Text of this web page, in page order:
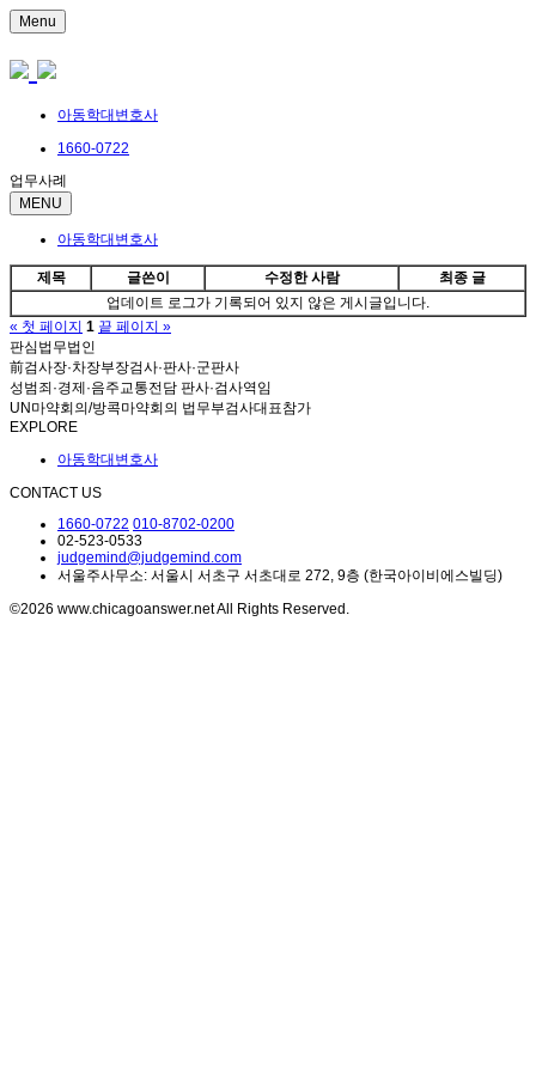
Menu
아동학대변호사
1660-0722
업무사례
MENU
아동학대변호사
제목 글쓴이 수정한 사람
최종 글
업데이트 로그가 기록되어 있지 않은 게시글입니다.
« 첫 페이지 1 끝 페이지 »
판심법무법인
前검사장·차장부장검사·판사·군판사
성범죄·경제·음주교통전담 판사·검사역임
UN마약회의/방콕마약회의 법무부검사대표참가
EXPLORE
아동학대변호사
CONTACT US
1660-0722 010-8702-0200
02-523-0533
judgemind@judgemind.com
서울주사무소: 서울시 서초구 서초대로 272, 9층 (한국아이비에스빌딩)
©2026 www.chicagoanswer.net All Rights Reserved.